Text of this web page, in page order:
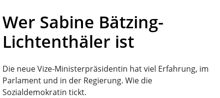
Wer Sabine Bätzing-
Lichtenthäler ist
Die neue Vize-Ministerpräsidentin hat viel Erfahrung, im
Parlament und in der Regierung. Wie die
Sozialdemokratin tickt.